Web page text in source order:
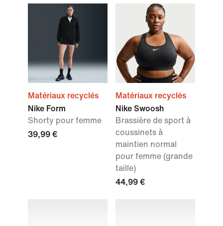
Matériaux recyclés
Nike Form
Shorty pour femme
39,99 €
Matériaux recyclés
Nike Swoosh
Brassière de sport à
coussinets à
maintien normal
pour femme (grande
taille)
44,99 €